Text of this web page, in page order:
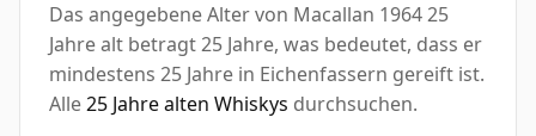
Das angegebene Alter von Macallan 1964 25
Jahre alt betragt 25 Jahre, was bedeutet, dass er
mindestens 25 Jahre in Eichenfassern gereift ist.
Alle25 Jahre alten Whiskys durchsuchen.